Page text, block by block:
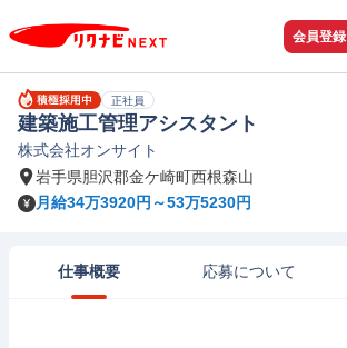
会員登録
正社員
建築施工管理アシスタント
株式会社オンサイト
岩手県胆沢郡金ケ崎町西根森山
月給34万3920円～53万5230円
仕事概要 応募について